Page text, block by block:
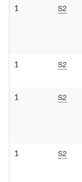
1 S2
1 S2
1 S2
1 S2